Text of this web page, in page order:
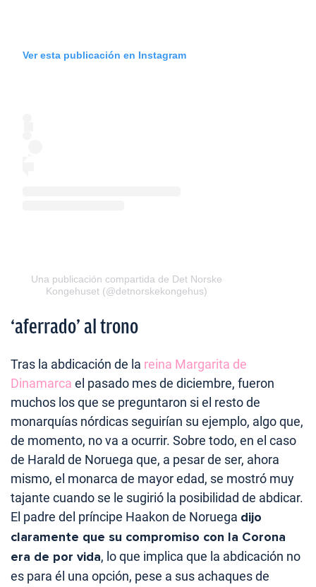
Ver esta publicación en Instagram
Una publicación compartida de Det Norske
Kongehuset (@detnorskekongehus)
‘aferrado’ al trono
Tras la abdicación de la reina Margarita de
Dinamarca el pasado mes de diciembre, fueron
muchos los que se preguntaron si el resto de
monarquías nórdicas seguirían su ejemplo, algo que,
de momento, no va a ocurrir. Sobre todo, en el caso
de Harald de Noruega que, a pesar de ser, ahora
mismo, el monarca de mayor edad, se mostró muy
tajante cuando se le sugirió la posibilidad de abdicar.
El padre del príncipe Haakon de Noruega dijo
claramente que su compromiso con la Corona
era de por vida, lo que implica que la abdicación no
es para él una opción, pese a sus achaques de